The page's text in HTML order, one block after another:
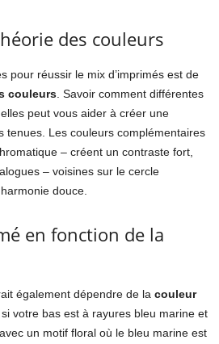
des couleurs
pour réussir le mix d’imprimés est de
couleurs . Savoir comment différentes
peut vous aider à créer une
tenues. Les couleurs complémentaires
– créent un contraste fort,
– voisines sur le cercle
douce.
en fonction de la
également dépendre de la couleur
si votre bas est à rayures bleu marine et
un motif floral où le bleu marine est